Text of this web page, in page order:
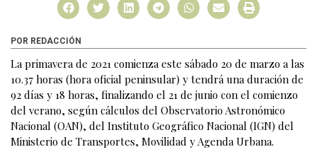
POR REDACCIÓN
La primavera de 2021 comienza este sábado 20 de marzo a las
10.37 horas (hora oficial peninsular) y tendrá una duración de
92 días y 18 horas, finalizando el 21 de junio con el comienzo
del verano, según cálculos del Observatorio Astronómico
Nacional (OAN), del Instituto Geográfico Nacional (IGN) del
Ministerio de Transportes, Movilidad y Agenda Urbana.